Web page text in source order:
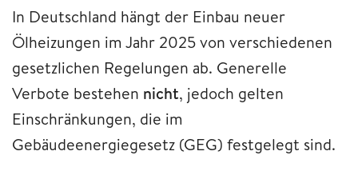
In Deutschland hängt der Einbau neuer
Ölheizungen im Jahr 2025 von verschiedenen
gesetzlichen Regelungen ab. Generelle
Verbote bestehen nicht, jedoch gelten
Einschränkungen, die im
Gebäudeenergiegesetz (GEG) festgelegt sind.